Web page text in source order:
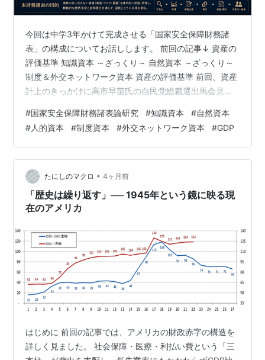
今回は中学3年かけて完成させる「国家安全保障財務諸
表」の構成についてお話しします。 前回の記事↓ 資産の
評価基準 知識資本 ～ざっくり～ 自然資本 ～ざっくり～
制度＆外交ネットワーク資本 資産の評価基準 前回、資産
計上のきっかけに高市早苗氏の自民党総裁選出馬会見で
外交力を参考としていると書きましたが、それだけでは
非常に弱いと感じて、様々な資料を調べました。 その結
果、世界銀行の「国富はどこにあるのか？」に行きつき
ました。これとその関連文書には、国家の資産は 生産資
本（知識資本・GDP） 自然資本（埋蔵資源） 人的資本
（人材力） 制度資本（外交…
#国家安全保障財務諸表論研究 #知識資本 #自然資本
#人的資本 #制度資本 #外交ネットワーク資本 #GDP
たにしのマクロ • 4ヶ月前
「歴史は繰り返す」── 1945年という鏡に映る現
在のアメリカ
はじめに 前回の記事では、アメリカの財政赤字の構造を
詳しく見ました。 社会保障・医療・利払い費という「三